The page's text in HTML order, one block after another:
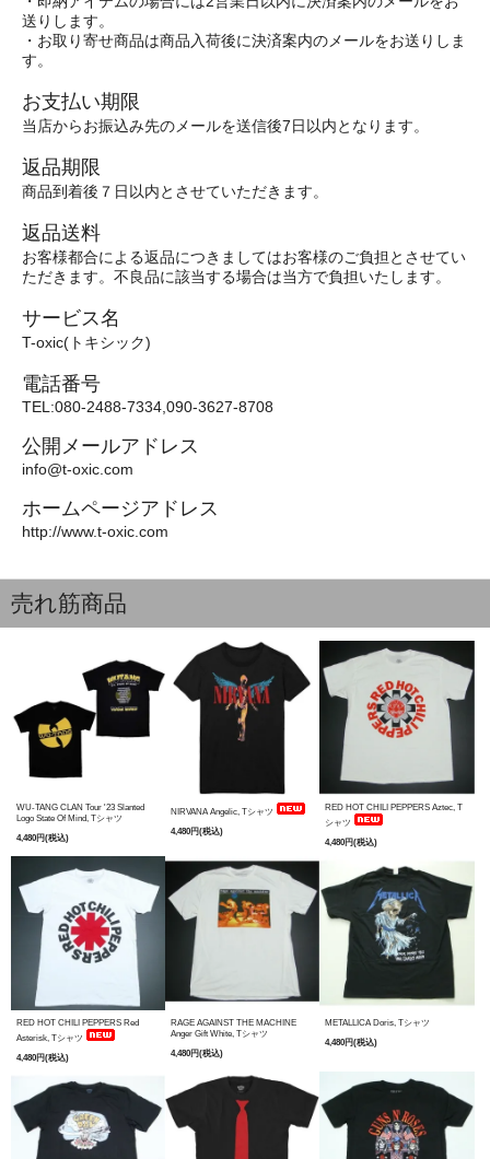
送りします。
・お取り寄せ商品は商品入荷後に決済案内のメールをお送りしま
す。
お支払い期限
当店からお振込み先のメールを送信後7日以内となります。
返品期限
商品到着後７日以内とさせていただきます。
返品送料
お客様都合による返品につきましてはお客様のご負担とさせてい
ただきます。不良品に該当する場合は当方で負担いたします。
サービス名
T-oxic(トキシック)
電話番号
TEL:080-2488-7334,090-3627-8708
公開メールアドレス
info@t-oxic.com
ホームページアドレス
http://www.t-oxic.com
売れ筋商品
WU-TANG CLAN Tour '23 Slanted
Logo State Of Mind, Tシャツ
4,480円(税込)
NIRVANA Angelic, Tシャツ
4,480円(税込)
RED HOT CHILI PEPPERS Aztec, T
シャツ
4,480円(税込)
RED HOT CHILI PEPPERS Red
Asterisk, Tシャツ
4,480円(税込)
RAGE AGAINST THE MACHINE
Anger Gift White, Tシャツ
4,480円(税込)
METALLICA Doris, Tシャツ
4,480円(税込)